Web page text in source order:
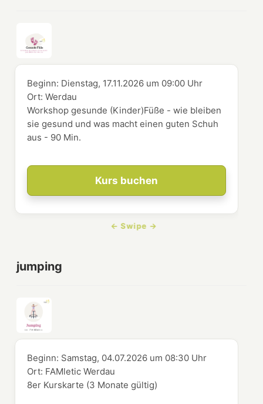
Kurs buchen
Beginn: Dienstag, 17.11.2026 um 09:00 Uhr
Ort:Werdau
Workshop gesunde (Kinder)Füße - wie bleiben
sie gesund und was macht einen guten Schuh
aus - 90 Min.
jumping
Beginn: Samstag, 04.07.2026 um 08:30 Uhr
Ort: FAMletic Werdau
8er Kurskarte (3 Monate gültig)